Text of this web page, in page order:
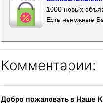
1000 новых
Есть ненужные
Комментарии:
Добро пожаловать в Наше